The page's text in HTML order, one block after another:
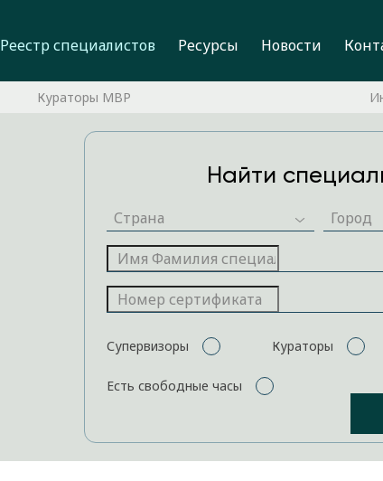
Реестр специалистов Ресурсы Новости
Кураторы MBP
Найти
Супервизоры Кураторы
Есть свободные часы